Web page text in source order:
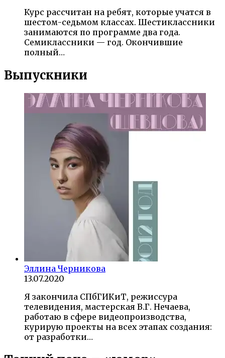
Курс рассчитан на ребят, которые учатся в
шестом-седьмом классах. Шестиклассники
занимаются по программе два года.
Семиклассники — год. Окончившие
полный…
Выпускники
Эллина Черникова
13.07.2020
Я закончила СПбГИКиТ, режиссура
телевидения, мастерская В.Г. Нечаева,
работаю в сфере видеопроизводства,
курирую проекты на всех этапах создания:
от разработки…